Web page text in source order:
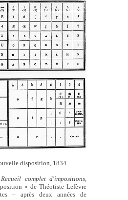
disposition, 1834.
Recueil complet d'impositions,
» de Théotiste Lefèvre
– après deux années de